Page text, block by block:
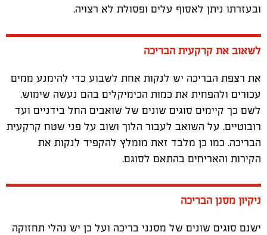
ובעזרתו ניתן לאסוף עלים ופסולת לא רצויה.
לשאוב את קרקעית הבריכה
את רצפת הבריכה יש לנקות אחת לשבוע כדי להימנע ממים
עכורים ולהפחית את כמות הכימיקלים בהם נעשה שימוש.
לשם כך קיימים סוגים שונים של שואבים החל בידניים ועד
רובוטיים. על השואב לעבור הלוך ושוב על פני שטח קרקעית
הבריכה. כמו כן מלבד זאת מומלץ להקפיד לנקות את
הקירות והאריחים בהתאם לסוגם.
ניקיון מסנן הבריכה
ישנם סוגים שונים של מסנני בריכה ועל כן יש נהלי תחזוקה